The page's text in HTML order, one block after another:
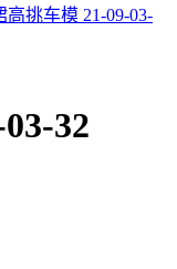
高挑车模 21-09-03-
32